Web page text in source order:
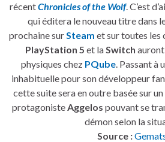
récentChronicles of the Wolf. C’est
qui éditera le nouveau titre dans
prochaine surSteam et sur toutes les
PlayStation 5 et laSwitch
physiques chez PQube. Passant à
inhabituelle pour son développeur
cette suite sera en outre basée sur
protagonisteAggelos pouvant se
démon selon la
Source :